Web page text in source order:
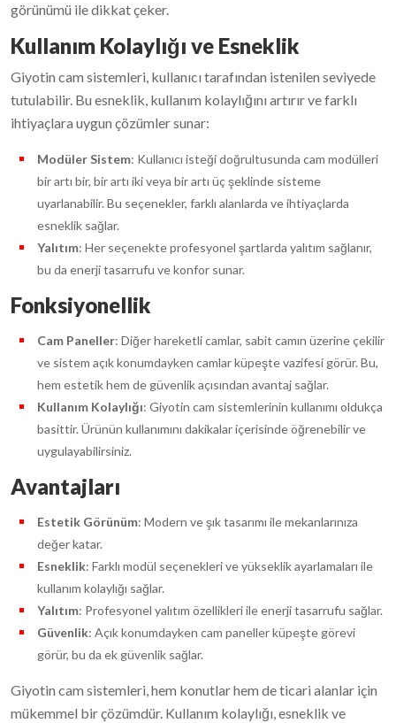
görünümü ile dikkat çeker.
Kullanım Kolaylığı ve Esneklik
Giyotin cam sistemleri, kullanıcı tarafından istenilen seviyede
tutulabilir. Bu esneklik, kullanım kolaylığını artırır ve farklı
ihtiyaçlara uygun çözümler sunar:
Modüler Sistem: Kullanıcı isteği doğrultusunda cam modülleri
bir artı bir, bir artı iki veya bir artı üç şeklinde sisteme
uyarlanabilir. Bu seçenekler, farklı alanlarda ve ihtiyaçlarda
esneklik sağlar.
Yalıtım: Her seçenekte profesyonel şartlarda yalıtım sağlanır,
bu da enerji tasarrufu ve konfor sunar.
Fonksiyonellik
Cam Paneller: Diğer hareketli camlar, sabit camın üzerine çekilir
ve sistem açık konumdayken camlar küpeşte vazifesi görür. Bu,
hem estetik hem de güvenlik açısından avantaj sağlar.
Kullanım Kolaylığı: Giyotin cam sistemlerinin kullanımı oldukça
basittir. Ürünün kullanımını dakikalar içerisinde öğrenebilir ve
uygulayabilirsiniz.
Avantajları
Estetik Görünüm: Modern ve şık tasarımı ile mekanlarınıza
değer katar.
Esneklik: Farklı modül seçenekleri ve yükseklik ayarlamaları ile
kullanım kolaylığı sağlar.
Yalıtım: Profesyonel yalıtım özellikleri ile enerji tasarrufu sağlar.
Güvenlik: Açık konumdayken cam paneller küpeşte görevi
görür, bu da ek güvenlik sağlar.
Giyotin cam sistemleri, hem konutlar hem de ticari alanlar için
mükemmel bir çözümdür. Kullanım kolaylığı, esneklik ve